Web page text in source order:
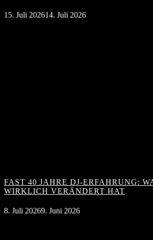
15. Juli 202614. Juli 2026
FAST 40 JAHRE DJ-ERFAHRUNG:
WIRKLICH VERÄNDERT HAT
8. Juli 20269. Juni 2026